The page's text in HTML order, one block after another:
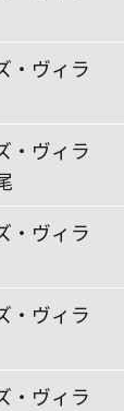
・ヴィラ
・ヴィラ
・ヴィラ
・ヴィラ
・ヴィラ